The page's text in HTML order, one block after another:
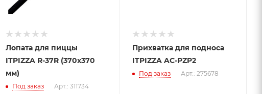
Лопата для пиццы
ITPIZZA R-37R (370x370
мм)
Под заказ Арт.: 311734
Прихватка для подноса
ITPIZZA AC-PZP2
Под заказ Арт.: 275678